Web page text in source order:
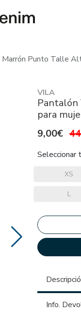
Punto Talle
VILA
para
9,00€
Seleccionar
XS
L
Info.